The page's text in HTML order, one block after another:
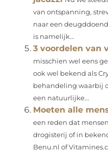
van ontspanning,
naar een
is namelijk...
3 voordelen van
misschien wel eens
ook wel bekend als
behandeling waarbij
een natuurlijke...
Moeten alle
een reden dat
drogisterij of in
Benu.nl of